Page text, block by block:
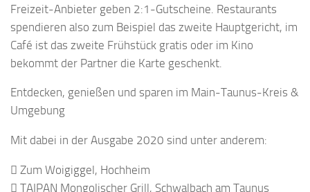
Freizeit-Anbieter geben 2:1-Gutscheine. Restaurants
spendieren also zum Beispiel das zweite Hauptgericht, im
Café ist das zweite Frühstück gratis oder im Kino
bekommt der Partner die Karte geschenkt.
Entdecken, genießen und sparen im Main-Taunus-Kreis &
Umgebung
Mit dabei in der Ausgabe 2020 sind unter anderem:
 Zum Woigiggel, Hochheim
 TAIPAN Mongolischer Grill, Schwalbach am Taunus